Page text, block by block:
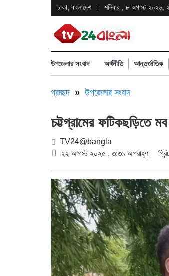
ঢাকা, বাংলাদেশ শনিবার , ৮ অগাস্ট ২০২৬,
উপজেলার সংবাদ অর্থনীতি আন্তর্জাতিক
প্রচ্ছদ » উপজেলার সংবাদ
চট্টগ্রামের ফটিকছড়িতে
TV24@bangla
২২ আগস্ট ২০২৫ , ৩:৩১ অপরাহ্ণ